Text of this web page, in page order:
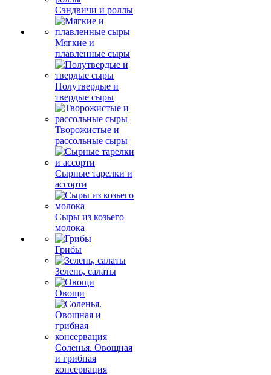
Сэндвичи и роллы
Мягкие и
плавленные сыры
Полутвердые и
твердые сыры
Творожистые и
рассольные сыры
Сырные тарелки и
ассорти
Сыры из козьего
молока
Грибы
Зелень, салаты
Овощи
Соленья. Овощная
и грибная
консервация